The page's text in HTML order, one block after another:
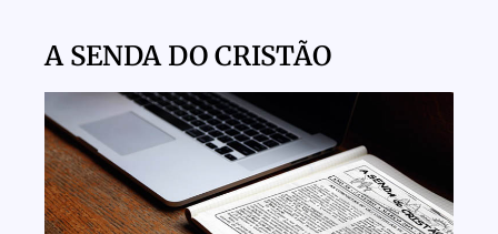
A SENDA DO CRISTÃO